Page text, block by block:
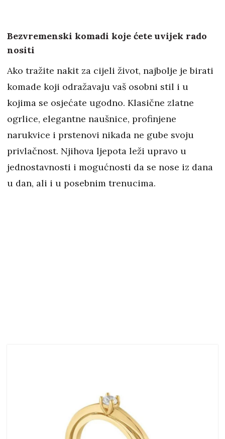
Bezvremenski komadi koje ćete uvijek rado
nositi
Ako tražite nakit za cijeli život, najbolje je birati
komade koji odražavaju vaš osobni stil i u
kojima se osjećate ugodno. Klasične zlatne
ogrlice, elegantne naušnice, profinjene
narukvice i prstenovi nikada ne gube svoju
privlačnost. Njihova ljepota leži upravo u
jednostavnosti i mogućnosti da se nose iz dana
u dan, ali i u posebnim trenucima.